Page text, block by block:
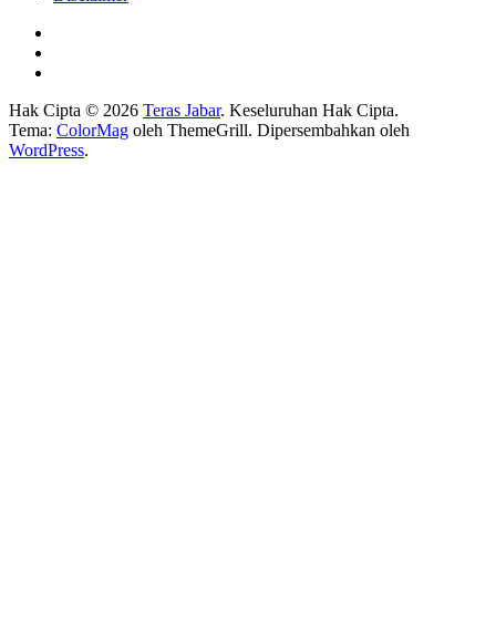
Hak Cipta © 2026 Teras Jabar. Keseluruhan Hak Cipta.
Tema: ColorMag oleh ThemeGrill. Dipersembahkan oleh
WordPress.